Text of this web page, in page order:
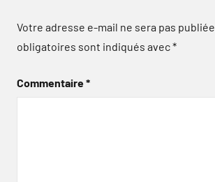
Votre adresse e-mail ne sera pas publiée.
obligatoires sont indiqués avec*
Commentaire*